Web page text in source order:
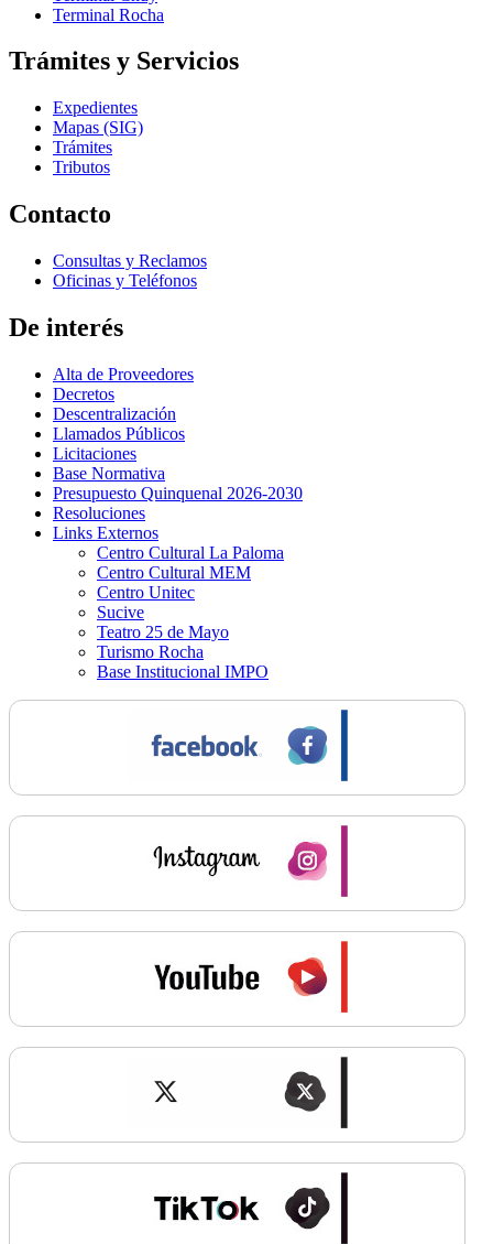
Terminal Rocha
Trámites y Servicios
Expedientes
Mapas (SIG)
Trámites
Tributos
Contacto
Consultas y Reclamos
Oficinas y Teléfonos
De interés
Alta de Proveedores
Decretos
Descentralización
Llamados Públicos
Licitaciones
Base Normativa
Presupuesto Quinquenal 2026-2030
Resoluciones
Links Externos
Centro Cultural La Paloma
Centro Cultural MEM
Centro Unitec
Sucive
Teatro 25 de Mayo
Turismo Rocha
Base Institucional IMPO